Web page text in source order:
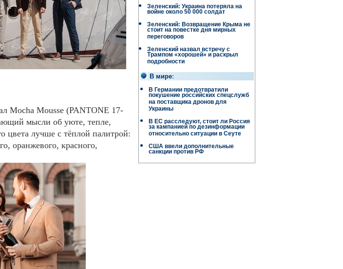
Mocha Mousse (PANTONE 17-
мысли об уюте, тепле,
цвета лучше с тёплой палитрой:
оранжевого, красного,
Зеленский: Украина потеряла на
войне около 50 000 солдат
Зеленский: Возвращение Крыма не
стоит на повестке дня мирных
переговоров
Зеленский назвал встречу с
Трампом «хорошей» и раскрыл
подробности
В мире:
В Германии предотвратили
покушение российских спецслужб
на поставщика дронов для
Украины
В ЕС расследуют, стоит ли Россия
за кампанией по дезинформации
относительно ситуации в Сеуте
США ввели дополнительные
санкции против РФ